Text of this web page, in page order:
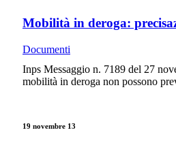
Mobilità in deroga:
Documenti
Inps Messaggio n. 7189 del 27
mobilità in deroga non possono
19 novembre 13